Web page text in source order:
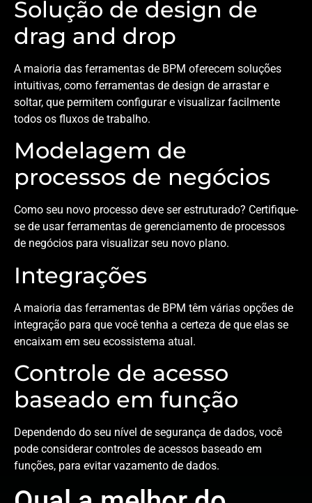
Solução de design de
drag and drop
A maioria das ferramentas de BPM oferecem soluções
intuitivas, como ferramentas de design de arrastar e
soltar, que permitem configurar e visualizar facilmente
todos os fluxos de trabalho.
Modelagem de
processos de negócios
Como seu novo processo deve ser estruturado? Certifique-
se de usar ferramentas de gerenciamento de processos
de negócios para visualizar seu novo plano.
Integrações
A maioria das ferramentas de BPM têm várias opções de
integração para que você tenha a certeza de que elas se
encaixam em seu ecossistema atual.
Controle de acesso
baseado em função
Dependendo do seu nível de segurança de dados, você
pode considerar controles de acessos baseado em
funções, para evitar vazamento de dados.